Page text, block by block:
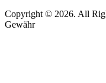
Copyright © 2026. All
Gewähr